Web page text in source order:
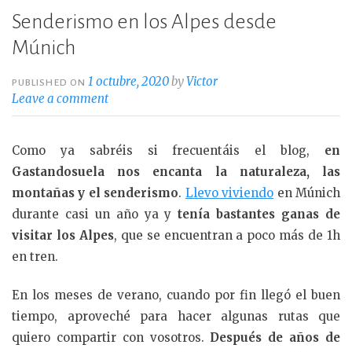
Senderismo en los Alpes desde
Múnich
PUBLISHED ON1 octubre, 2020byVictor
Leave a comment
Como ya sabréis si frecuentáis el blog, en
Gastandosuela nos encanta la naturaleza, las
montañas y el senderismo. Llevo viviendo en Múnich
durante casi un año ya ytenía bastantes ganas de
visitar los Alpes, que se encuentran a poco más de 1h
en tren.
En los meses de verano, cuando por fin llegó el buen
tiempo, aproveché para hacer algunas rutas que
quiero compartir con vosotros. Después de años de